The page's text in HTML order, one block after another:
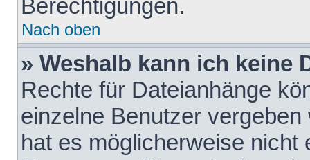
Berechtigungen.
Nach oben
» Weshalb kann ich keine
Rechte für Dateianhänge
einzelne Benutzer
hat es möglicherweise nicht